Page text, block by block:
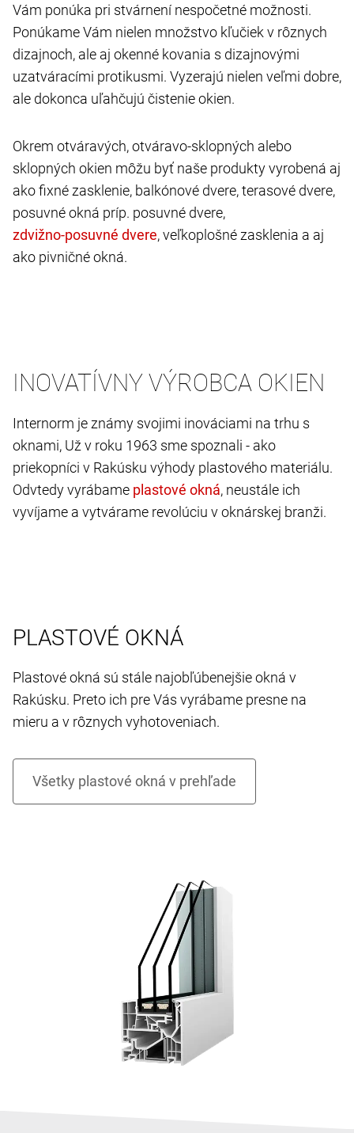
Vám ponúka pri stvárnení nespočetné možnosti.
Ponúkame Vám nielen množstvo kľučiek v rôznych
dizajnoch, ale aj okenné kovania s dizajnovými
uzatváracími protikusmi. Vyzerajú nielen veľmi dobre,
ale dokonca uľahčujú čistenie okien.
Okrem otváravých, otváravo-sklopných alebo
sklopných okien môžu byť naše produkty vyrobená aj
ako fixné zasklenie, balkónové dvere, terasové dvere,
posuvné okná príp. posuvné dvere,
, veľkoplošné zasklenia a aj
ako pivničné okná.
INOVATÍVNY VÝROBCA OKIEN
Internorm je známy svojimi inováciami na trhu s
oknami, Už v roku 1963 sme spoznali - ako
priekopníci v Rakúsku výhody plastového materiálu.
Odvtedy vyrábame
, neustále ich
vyvíjame a vytvárame revolúciu v oknárskej branži.
PLASTOVÉ OKNÁ
Plastové okná sú stále najobľúbenejšie okná v
Rakúsku. Preto ich pre Vás vyrábame presne na
mieru a v rôznych vyhotoveniach.